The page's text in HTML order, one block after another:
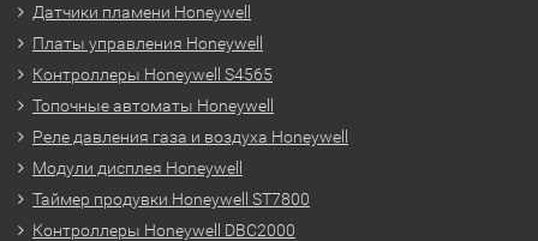
Датчики пламени Honeywell
Платы управления Honeywell
Контроллеры Honeywell S4565
Топочные автоматы Honeywell
Реле давления газа и воздуха Honeywell
Модули дисплея Honeywell
Таймер продувки Honeywell ST7800
Контроллеры Honeywell DBC2000